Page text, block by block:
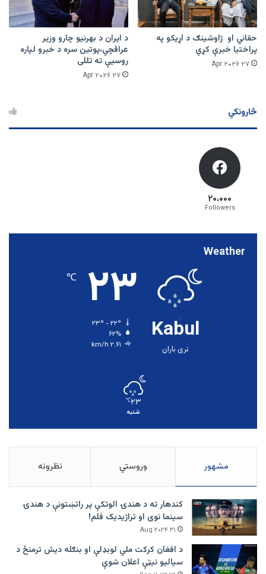
حقاني او ژاوشینګ د اړیکو په
پراختیا خبرې کړي
۲۷ Apr ۲۰۲۶
د ایران د بهرنیو چارو وزیر
عراقچي،پوتین سره د خبرو لپاره
روسیې ته تللی
۲۷ Apr ۲۰۲۶
څارونکي
۲۰،۰۰۰
Followers
Weather
Kabul
نری باران
۲۳ ℃
۶۲%
۲.۶۱ km/h
۲۳℃
شنبه
مشهور وروستي نظرونه
کندهار ته د هندۍ الوتکې پر راتښتونې د هندۍ
سینما نوی او تراژيديک فلم!
۳۱ Aug ۲۰۲۴
د افغان کرکت ملي لوبډلې او بنګله دیش ترمنځ د
سیالیو نیټې اعلان شوې